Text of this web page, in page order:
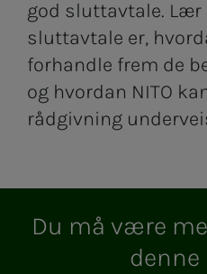
god sluttavtale. Lær
sluttavtale er,
forhandle frem de
og hvordan NITO
rådgivning
Du må være
den­­­ne